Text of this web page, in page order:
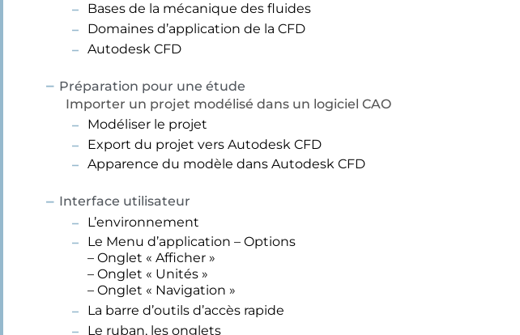
Bases de la mécanique des fluides
Domaines d’application de la CFD
Autodesk CFD
Préparation pour une étude
Importer un projet modélisé dans un logiciel CAO
Modéliser le projet
Export du projet vers Autodesk CFD
Apparence du modèle dans Autodesk CFD
Interface utilisateur
L’environnement
Le Menu d’application – Options
– Onglet « Afficher »
– Onglet « Unités »
– Onglet « Navigation »
La barre d’outils d’accès rapide
Le ruban, les onglets